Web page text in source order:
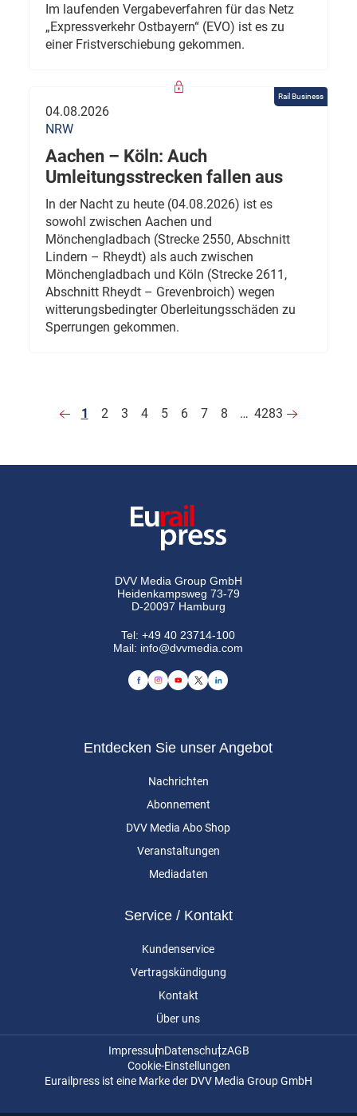
Im laufenden Vergabeverfahren für das Netz
„Expressverkehr Ostbayern“ (EVO) ist es zu
einer Fristverschiebung gekommen.
Rail Business
04.08.2026
NRW
Aachen – Köln: Auch
Umleitungsstrecken fallen aus
In der Nacht zu heute (04.08.2026) ist es
sowohl zwischen Aachen und
Mönchengladbach (Strecke 2550, Abschnitt
Lindern – Rheydt) als auch zwischen
Mönchengladbach und Köln (Strecke 2611,
Abschnitt Rheydt – Grevenbroich) wegen
witterungsbedingter Oberleitungsschäden zu
Sperrungen gekommen.
1 2 3 4 5 6 7 8 … 4283
DVV Media Group GmbH
Heidenkampsweg 73-79
D-20097 Hamburg
Tel:+49 40 23714-100
Mail: info@dvvmedia.com
Entdecken Sie unser Angebot
Nachrichten
Abonnement
DVV Media Abo Shop
Veranstaltungen
Mediadaten
Service / Kontakt
Kundenservice
Vertragskündigung
Kontakt
Über uns
ImpressumDatenschutzAGB
Cookie-Einstellungen
Eurailpress ist eine Marke der DVV Media Group GmbH